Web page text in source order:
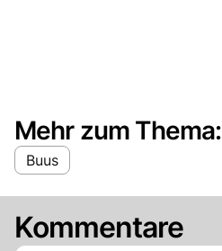
Mehr zum Thema:
Buus
Kommentare